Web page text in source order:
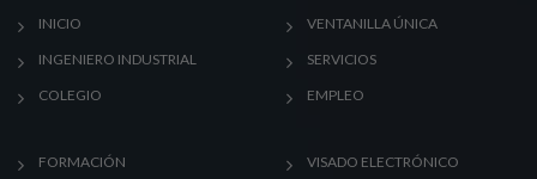
INICIO
INGENIERO INDUSTRIAL
COLEGIO
VENTANILLA ÚNICA
SERVICIOS
EMPLEO
FORMACIÓN VISADO ELECTRÓNICO